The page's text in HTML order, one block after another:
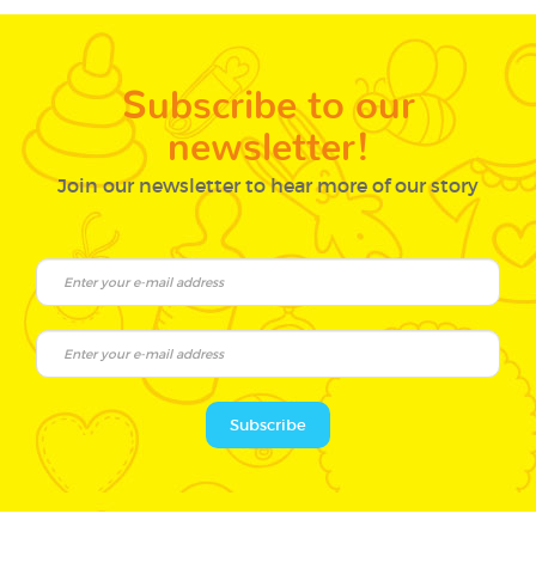
Subscribe to our
newsletter!
Join our newsletter to hear more of our story
Subscribe